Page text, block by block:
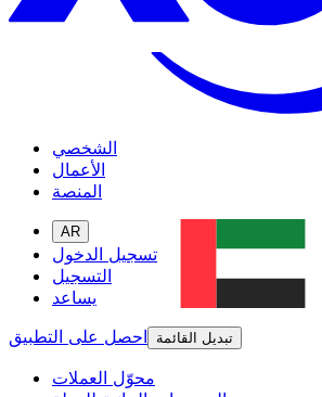
الشخصي
الأعمال
المنصة
AR
تسجيل الدخول
التسجيل
يساعد
احصل على التطبيق
تبديل القائمة
محوّل العملات